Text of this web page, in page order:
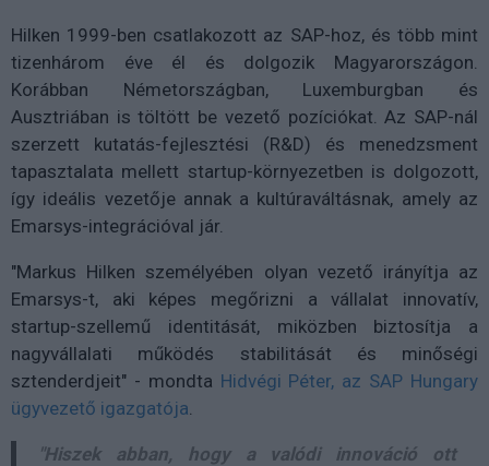
Hilken 1999-ben csatlakozott az SAP-hoz, és több mint
tizenhárom éve él és dolgozik Magyarországon.
Korábban Németországban, Luxemburgban és
Ausztriában is töltött be vezető pozíciókat. Az SAP-nál
szerzett kutatás-fejlesztési (R&D) és menedzsment
tapasztalata mellett startup-környezetben is dolgozott,
így ideális vezetője annak a kultúraváltásnak, amely az
Emarsys-integrációval jár.
"Markus Hilken személyében olyan vezető irányítja az
Emarsys-t, aki képes megőrizni a vállalat innovatív,
startup-szellemű identitását, miközben biztosítja a
nagyvállalati működés stabilitását és minőségi
sztenderdjeit" - mondta Hidvégi Péter, az SAP Hungary
ügyvezető igazgatója
"Hiszek abban, hogy a valódi innováció ott